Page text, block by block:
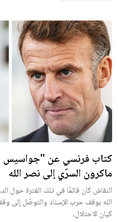
كتاب فرنسي عن "جواسيس
ماكرون السرّي إلى نصر الله
النقاش كان قائمًا في تلك الفترة حول
الله بوقف حرب الإسناد والتوصّل إلى
كيان الاحتلال،